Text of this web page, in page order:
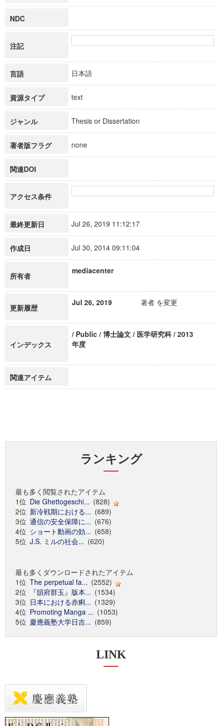
NDC
注記
言語 日本語
資源タイプ text
ジャンル Thesis or Dissertation
著者版フラグ none
関連DOI
アクセス条件
最終更新日 Jul 26, 2019 11:12:17
作成日 Jul 30, 2014 09:11:04
所有者
mediacenter
更新履歴
Jul 26, 2019 著者 を変更
インデックス
/ Public / 博士論文 / 医学研究科 / 2013
年度
関連アイテム
ランキング
最も多く閲覧されたアイテム
1位 Die Ghettogeschi... (828)
2位 新冷戦期における... (689)
3位 通信の安全保障に... (676)
4位 ショート動画の効... (658)
5位 J.S. ミルの社会... (620)
最も多くダウンロードされたアイテム
1位 The perpetual fa... (2552)
2位
『韻府群玉』版本... (1534)
3位 日本における赤痢... (1329)
4位 Promoting Manga ... (1053)
5位 慶應義塾大学日吉... (859)
LINK